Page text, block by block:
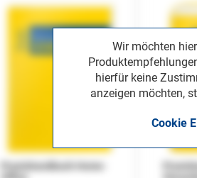
Wir möchten
hierfür keine
anzeigen möchten,
Cookie
Praxishandbuch Home-